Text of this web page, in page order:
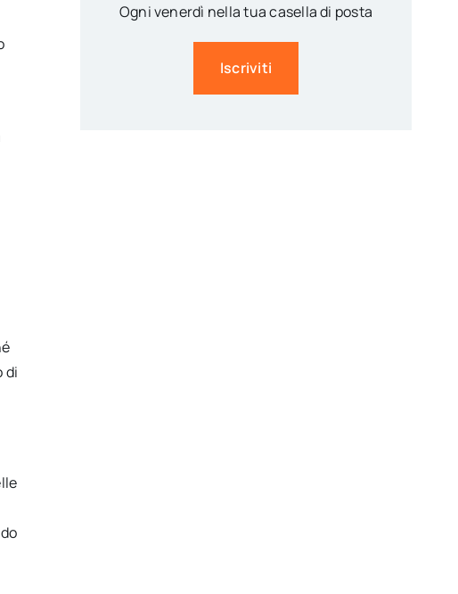
di
Ogni venerdì nella tua casella di posta
Iscriviti